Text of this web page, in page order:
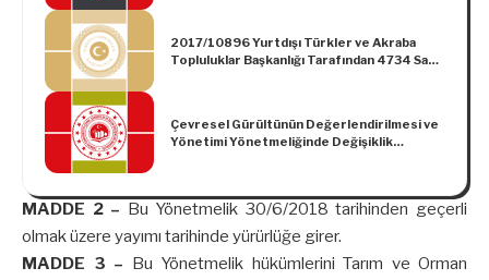
2017/10896 Yurtdışı Türkler ve Akraba
Topluluklar Başkanlığı Tarafından 4734 Sayılı
Çevresel Gürültünün Değerlendirilmesi ve
Yönetimi Yönetmeliğinde Değişiklik
MADDE 2 – Bu Yönetmelik 30/6/2018 tarihinden geçerli
olmak üzere yayımı tarihinde yürürlüğe girer.
MADDE 3 – Bu Yönetmelik hükümlerini Tarım ve Orman